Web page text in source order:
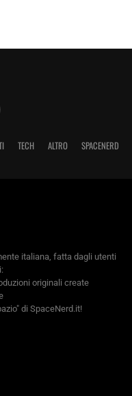
TECH ALTRO SPACENERD
italiana, fatta dagli utenti
originali create
di SpaceNerd.it!